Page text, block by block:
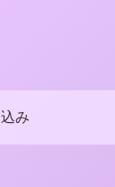
み